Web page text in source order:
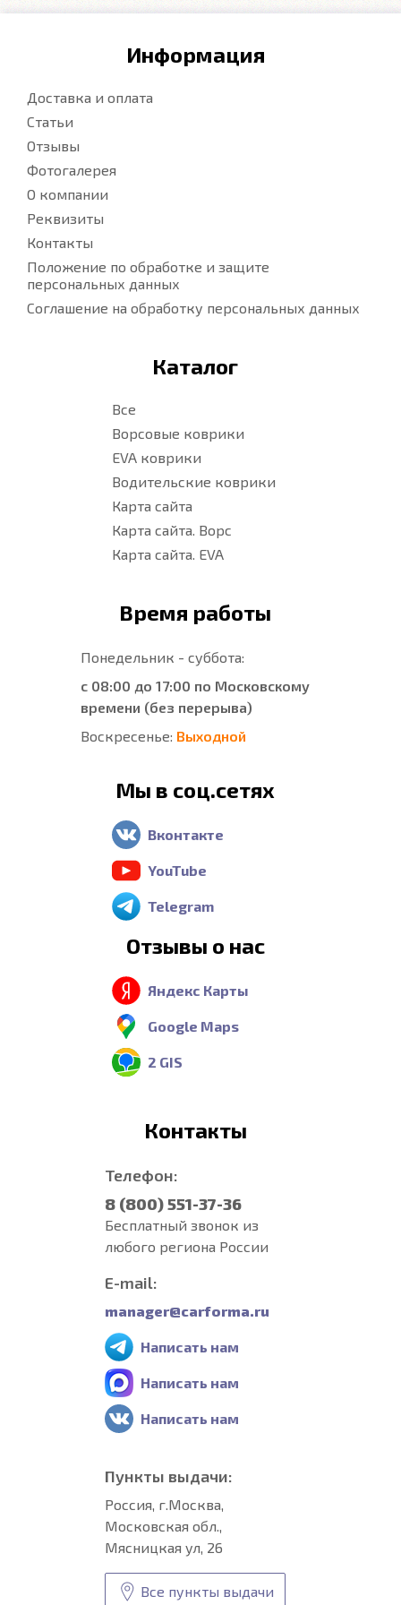
Информация
Доставка и оплата
Статьи
Отзывы
Фотогалерея
О компании
Реквизиты
Контакты
Положение по обработке и защите
персональных данных
Соглашение на обработку персональных данных
Каталог
Все
Ворсовые коврики
EVA коврики
Водительские коврики
Карта сайта
Карта сайта. Ворс
Карта сайта. EVA
Время работы
Понедельник - суббота:
с 08:00 до 17:00 по Московскому
времени (без перерыва)
Воскресенье: Выходной
Мы в соц.сетях
Вконтакте
YouTube
Telegram
Отзывы о нас
Яндекс Карты
Google Maps
2 GIS
Контакты
Телефон:
8 (800) 551-37-36
Бесплатный звонок из
любого региона России
E-mail:
manager@carforma.ru
Написать нам
Написать нам
Написать нам
Пункты выдачи:
Россия, г.Москва,
Московская обл.,
Мясницкая ул, 26
Все пункты выдачи